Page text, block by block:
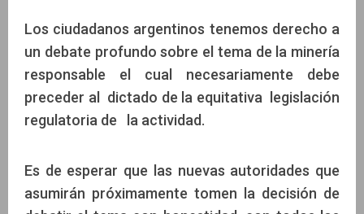
Los ciudadanos argentinos tenemos derecho a
un debate profundo sobre el tema de la minería
responsable el cual necesariamente debe
preceder al dictado de la equitativa legislación
regulatoria de la actividad.
Es de esperar que las nuevas autoridades que
asumirán próximamente tomen la decisión de